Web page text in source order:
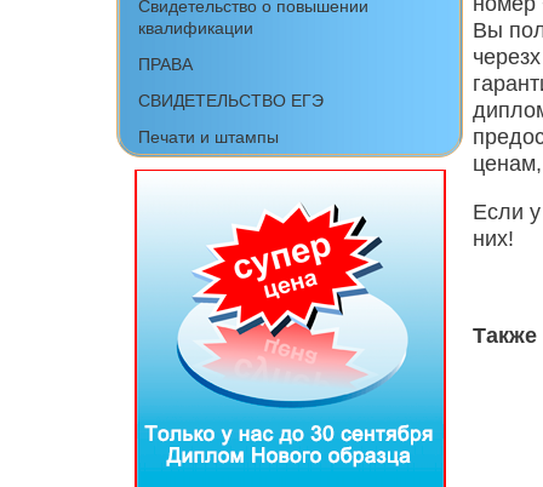
Вы
Если
них!
Свидетельство о повышении
квалификации
ПРАВА
СВИДЕТЕЛЬСТВО ЕГЭ
Печати и штампы